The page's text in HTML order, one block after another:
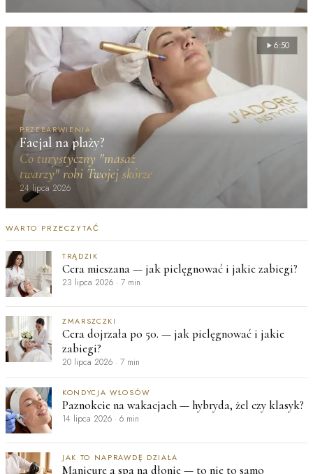
PRZEBARWIENIA
Facjal na plaży?
Co turystyczny "masaż
twarzy" robi Twojej skórze
24 lipca 2026
6:50
WARTO PRZECZYTAĆ
TRĄDZIK
Cera mieszana — jak pielęgnować i jakie zabiegi?
23 lipca 2026 · 7 min
ZMARSZCZKI
Cera dojrzała po 50. — jak pielęgnować i jakie
zabiegi?
20 lipca 2026 · 7 min
KONDYCJA WŁOSÓW
Paznokcie na wakacjach — hybryda, żel czy klasyk?
14 lipca 2026 · 6 min
JAK TO NAPRAWDĘ DZIAŁA
Manicure a spa na dłonie — to nie to samo